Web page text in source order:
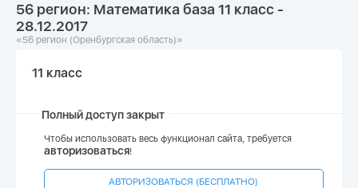
56 регион: Математика база 11 класс -
28.12.2017
«56 регион (Оренбургская область)»
11 класс
Полный доступ закрыт
Чтобы использовать весь функционал сайта, требуется
авторизоваться!
АВТОРИЗОВАТЬСЯ (БЕСПЛАТНО)